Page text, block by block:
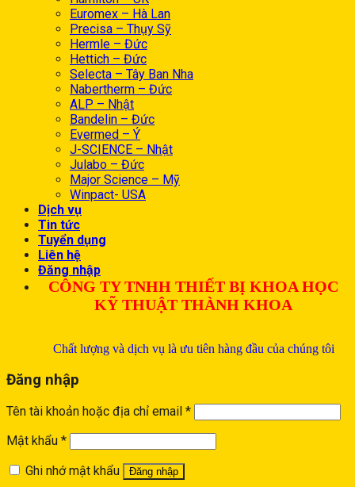
Euromex – Hà Lan
Precisa – Thụy Sỹ
Hermle – Đức
Hettich – Đức
Selecta – Tây Ban Nha
Nabertherm – Đức
ALP – Nhật
Bandelin – Đức
Evermed – Ý
J-SCIENCE – Nhật
Julabo – Đức
Major Science – Mỹ
Winpact- USA
Dịch vụ
Tin tức
Tuyển dụng
Liên hệ
Đăng nhập
CÔNG TY TNHH THIẾT BỊ KHOA HỌC
KỸ THUẬT THÀNH KHOA
Chất lượng và dịch vụ là ưu tiên hàng đầu của chúng tôi
Đăng nhập
Tên tài khoản hoặc địa chỉ email *
Mật khẩu *
Ghi nhớ mật khẩu
Đăng nhập